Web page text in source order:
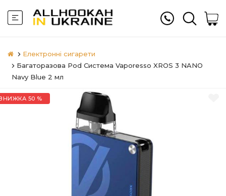
Електронні сигарети
Багаторазова Pod Система Vaporesso XROS 3 NANO
Navy Blue 2 мл
50 %